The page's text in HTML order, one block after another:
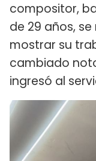
compositor,
de 29 años,
mostrar su
cambiado
ingresó al